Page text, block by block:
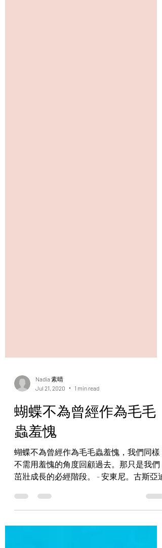
Nadia 素晴
Jul 21, 2020
蝴蝶不為曾經作為毛毛
蟲羞愧
蝴蝶不為曾經作為毛毛蟲羞愧，我們同樣